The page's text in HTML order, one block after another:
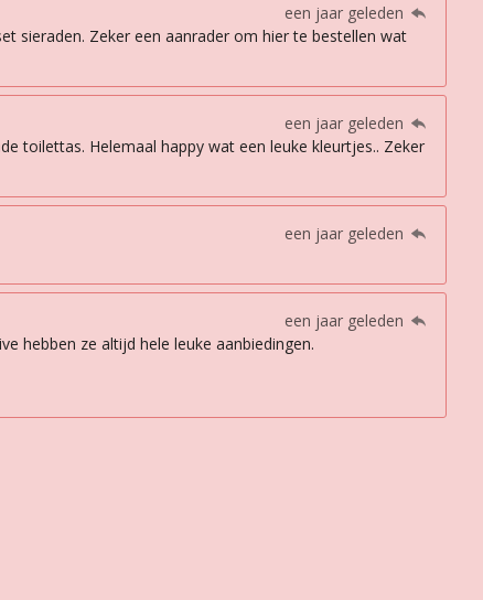
een jaar geleden
sieraden. Zeker een aanrader om hier te bestellen wat
een jaar geleden
toilettas. Helemaal happy wat een leuke kleurtjes.. Zeker
een jaar geleden
een jaar geleden
hebben ze altijd hele leuke aanbiedingen.